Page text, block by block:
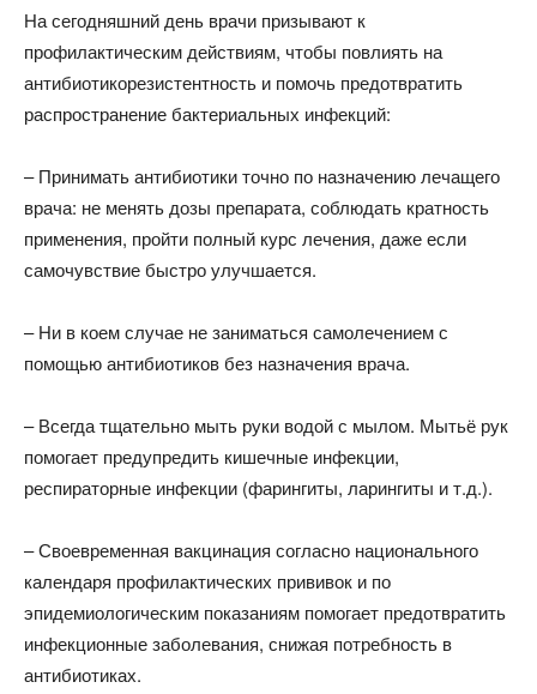
На сегодняшний день врачи призывают к
профилактическим действиям, чтобы повлиять на
антибиотикорезистентность и помочь предотвратить
распространение бактериальных инфекций:
– Принимать антибиотики точно по назначению лечащего
врача: не менять дозы препарата, соблюдать кратность
применения, пройти полный курс лечения, даже если
самочувствие быстро улучшается.
– Ни в коем случае не заниматься самолечением с
помощью антибиотиков без назначения врача.
– Всегда тщательно мыть руки водой с мылом. Мытьё рук
помогает предупредить кишечные инфекции,
респираторные инфекции (фарингиты, ларингиты и т.д.).
– Своевременная вакцинация согласно национального
календаря профилактических прививок и по
эпидемиологическим показаниям помогает предотвратить
инфекционные заболевания, снижая потребность в
антибиотиках.